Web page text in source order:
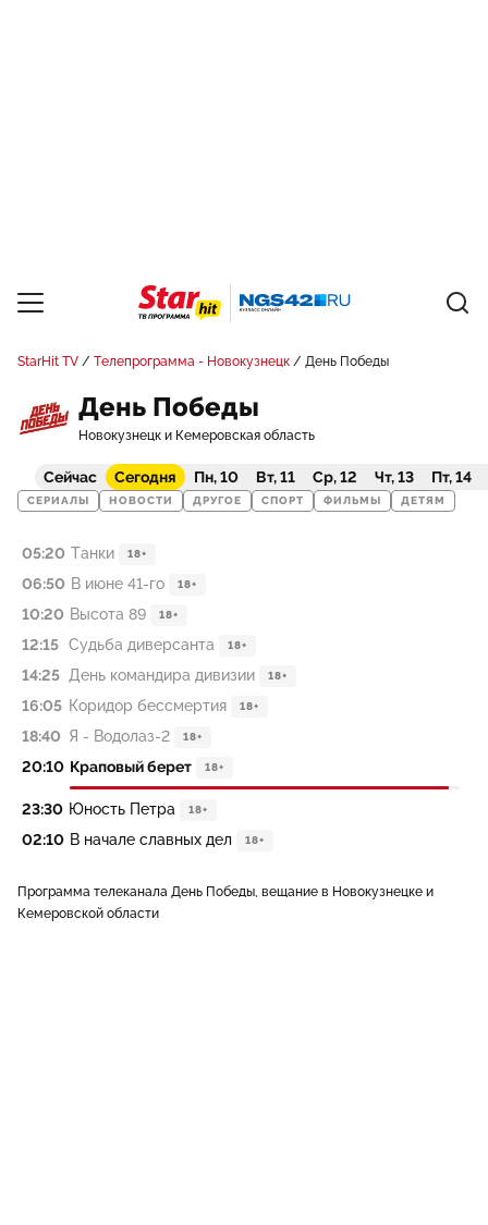
StarHit TV Телепрограмма - Новокузнецк День Победы
День Победы
Новокузнецк и Кемеровская область
Сейчас Сегодня Пн, 10 Вт, 11 Ср, 12 Чт, 13 Пт, 14
СЕРИАЛЫ НОВОСТИ ДРУГОЕ СПОРТ ФИЛЬМЫ ДЕТЯМ
05:20 Танки 18+
06:50 В июне 41-го 18+
10:20 Высота 89 18+
12:15 Судьба диверсанта 18+
14:25 День командира дивизии 18+
16:05 Коридор бессмертия 18+
18:40 Я - Водолаз-2 18+
20:10 Краповый берет 18+
23:30 Юность Петра 18+
02:10 В начале славных дел 18+
Программа телеканала День Победы, вещание в Новокузнецке и
Кемеровской области